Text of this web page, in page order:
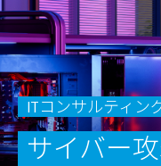
n
t
e
n
t
ITコンサルティン
サイバー